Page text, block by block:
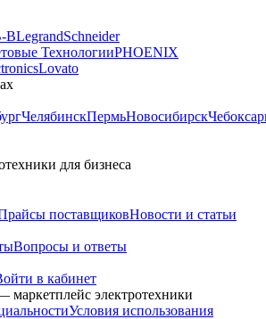
BLegrandSchneider
ТехнологииPHOENIX
Lovato
ЧелябинскПермьНовосибирск
для бизнеса
поставщиковНовости и статьи
Вопросы и ответы
в кабинет
маркетплейс электротехники
Условия использования